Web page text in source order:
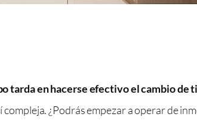
tarda en hacerse efectivo el cambio de
¿Podrás empezar a operar de